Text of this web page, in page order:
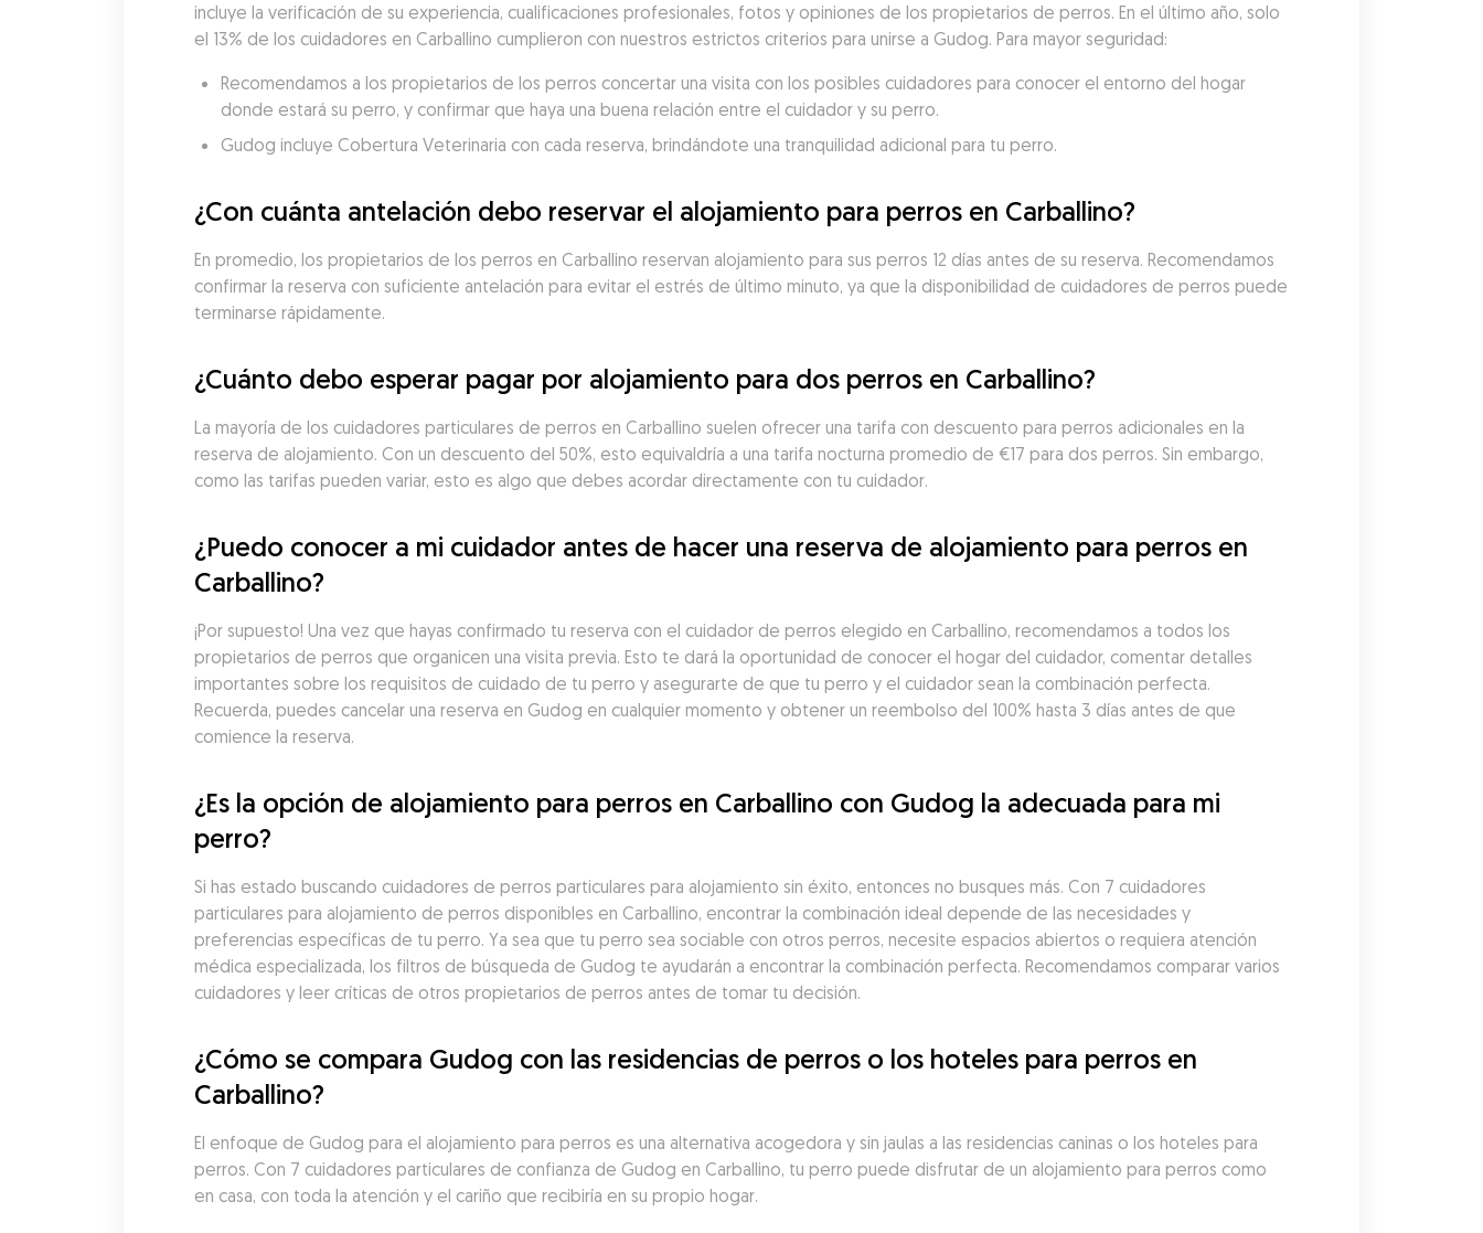
incluye la verificación de su experiencia, cualificaciones profesionales, fotos y opiniones de los propietarios de perros. En el último año, solo
el 13% de los cuidadores en Carballino cumplieron con nuestros estrictos criterios para unirse a Gudog. Para mayor seguridad:
Recomendamos a los propietarios de los perros concertar una visita con los posibles cuidadores para conocer el entorno del hogar
donde estará su perro, y confirmar que haya una buena relación entre el cuidador y su perro.
Gudog incluye Cobertura Veterinaria con cada reserva, brindándote una tranquilidad adicional para tu perro.
¿Con cuánta antelación debo reservar el alojamiento para perros en Carballino?
En promedio, los propietarios de los perros en Carballino reservan alojamiento para sus perros 12 días antes de su reserva. Recomendamos
confirmar la reserva con suficiente antelación para evitar el estrés de último minuto, ya que la disponibilidad de cuidadores de perros puede
terminarse rápidamente.
¿Cuánto debo esperar pagar por alojamiento para dos perros en Carballino?
La mayoría de los cuidadores particulares de perros en Carballino suelen ofrecer una tarifa con descuento para perros adicionales en la
reserva de alojamiento. Con un descuento del 50%, esto equivaldría a una tarifa nocturna promedio de €17 para dos perros. Sin embargo,
como las tarifas pueden variar, esto es algo que debes acordar directamente con tu cuidador.
¿Puedo conocer a mi cuidador antes de hacer una reserva de alojamiento para perros en
Carballino?
¡Por supuesto! Una vez que hayas confirmado tu reserva con el cuidador de perros elegido en Carballino, recomendamos a todos los
propietarios de perros que organicen una visita previa. Esto te dará la oportunidad de conocer el hogar del cuidador, comentar detalles
importantes sobre los requisitos de cuidado de tu perro y asegurarte de que tu perro y el cuidador sean la combinación perfecta.
Recuerda, puedes cancelar una reserva en Gudog en cualquier momento y obtener un reembolso del 100% hasta 3 días antes de que
comience la reserva.
¿Es la opción de alojamiento para perros en Carballino con Gudog la adecuada para mi
perro?
Si has estado buscando cuidadores de perros particulares para alojamiento sin éxito, entonces no busques más. Con 7 cuidadores
particulares para alojamiento de perros disponibles en Carballino, encontrar la combinación ideal depende de las necesidades y
preferencias específicas de tu perro. Ya sea que tu perro sea sociable con otros perros, necesite espacios abiertos o requiera atención
médica especializada, los filtros de búsqueda de Gudog te ayudarán a encontrar la combinación perfecta. Recomendamos comparar varios
cuidadores y leer críticas de otros propietarios de perros antes de tomar tu decisión.
¿Cómo se compara Gudog con las residencias de perros o los hoteles para perros en
Carballino?
El enfoque de Gudog para el alojamiento para perros es una alternativa acogedora y sin jaulas a las residencias caninas o los hoteles para
perros. Con 7 cuidadores particulares de confianza de Gudog en Carballino, tu perro puede disfrutar de un alojamiento para perros como
en casa, con toda la atención y el cariño que recibiría en su propio hogar.